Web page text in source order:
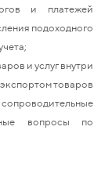
и платежей
подоходного
и услуг внутри
товаров
вопросы по